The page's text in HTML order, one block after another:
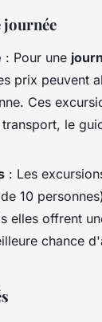
journée
: Pour une
prix peuvent
Ces
le
: Les
10
elles offrent
chance